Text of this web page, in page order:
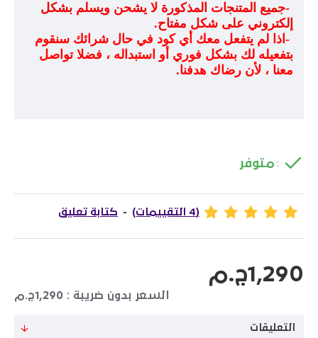
-جميع المتنجات المذكورة لا يشحن ويسلم بشكل
إلكتروني على شكل مفتاح.
- اذا لم يتفعل معك أي كود في حال شرائك سنقوم
بتفعيله لك بشكل فوري أو استبداله ، فضلا تواصل
معنا ، لأن رضاك هدفنا.
: متوفر
(4 التقييمات) - كتابة تعليق
1,290ج.م
السعر بدون ضريبة : 1,290ج.م
التعليقات